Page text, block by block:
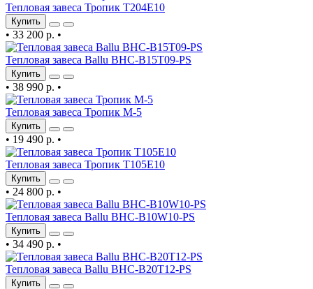
Тепловая завеса Тропик Т204Е10
Купить
• 33 200 р. •
Тепловая завеса Ballu BHC-B15T09-PS
Купить
• 38 990 р. •
Тепловая завеса Тропик М-5
Купить
• 19 490 р. •
Тепловая завеса Тропик Т105Е10
Купить
• 24 800 р. •
Тепловая завеса Ballu BHC-B10W10-PS
Купить
• 34 490 р. •
Тепловая завеса Ballu BHC-B20T12-PS
Купить